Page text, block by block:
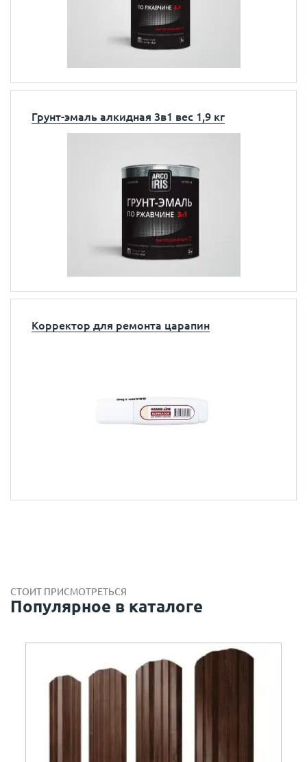
Грунт-эмаль алкидная 3в1 вес 1,9 кг
Корректор для ремонта царапин
СТОИТ ПРИСМОТРЕТЬСЯ
Популярное в каталоге